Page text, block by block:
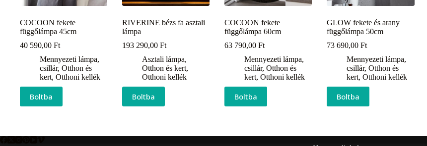
COCOON fekete
függőlámpa 45cm
40 590,00 Ft
Mennyezeti lámpa,
csillár, Otthon és
kert, Otthoni kellék
Boltba
RIVERINE bézs fa asztali
lámpa
193 290,00Ft
Asztali lámpa,
Otthon és kert,
Otthoni kellék
Boltba
COCOON fekete
függőlámpa 60cm
63 790,00Ft
Mennyezeti lámpa,
csillár,Otthon és
kert,Otthoni kellék
Boltba
GLOW fekete és arany
függőlámpa 50cm
73 690,00Ft
Mennyezeti lámpa,
csillár,Otthon és
kert,Otthoni kellék
Boltba